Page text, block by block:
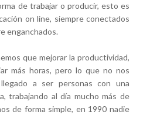
de trabajar o producir, esto es
on line, siempre conectados
enganchados.
que mejorar la productividad,
más horas, pero lo que no nos
a ser personas con una
trabajando al día mucho más de
de forma simple, en 1990 nadie